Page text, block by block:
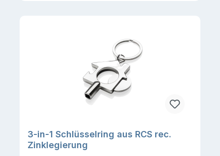
3-in-1 Schlüsselring aus RCS rec.
Zinklegierung